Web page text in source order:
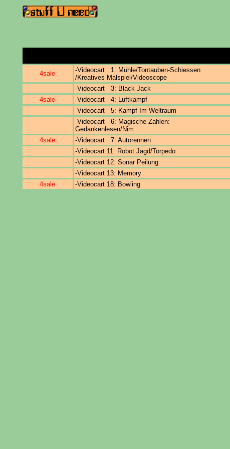
4sale
-Videocart 1: Mühle/Tontauben-Schiessen
/Kreatives Malspiel/Videoscope
-Videocart 3: Black Jack
4sale
-Videocart 4: Luftkampf
-Videocart 5: Kampf Im Weltraum
-Videocart 6: Magische Zahlen:
Gedankenlesen/Nim
4sale
-Videocart 7: Autorennen
-Videocart 11: Robot Jagd/Torpedo
-Videocart 12: Sonar Peilung
-Videocart 13: Memory
4sale
-Videocart 18: Bowling